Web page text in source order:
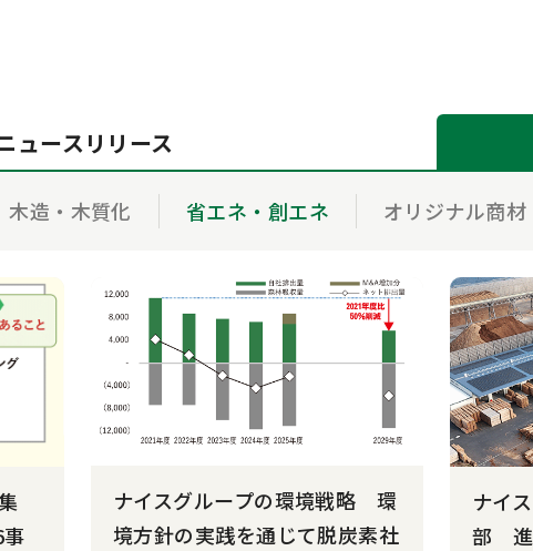
ュースリリース
木造・木質化 省エネ・創エネ オリジナル商材
ナイスグループの環境戦略 環
境方針の実践を通じて脱炭素社
ナイ
部 進